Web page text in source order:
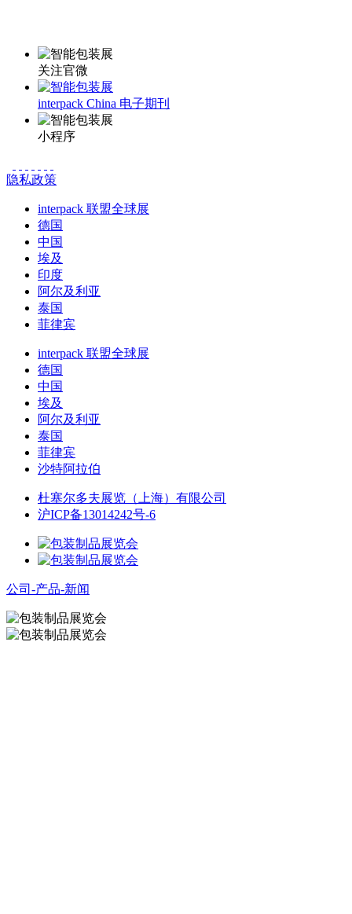
关注官微
interpack China 电子期刊
小程序
隐私政策
interpack 联盟全球展
德国
中国
埃及
印度
阿尔及利亚
泰国
菲律宾
interpack 联盟全球展
德国
中国
埃及
阿尔及利亚
泰国
菲律宾
沙特阿拉伯
杜塞尔多夫展览（上海）有限公司
沪ICP备13014242号-6
公司-产品-新闻